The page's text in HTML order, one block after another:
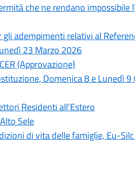
che ne rendano impossibile
adempimenti relativi al
23 Marzo 2026
(Approvazione)
Domenica 8 e Lunedì
Residenti all'Estero
Sele
di vita delle famiglie, Eu-